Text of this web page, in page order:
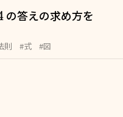
の答えの求め方を
則 #式 #図